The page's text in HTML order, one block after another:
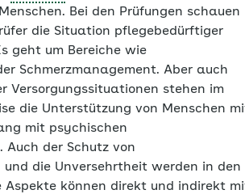
Bei den Prüfungen schauen
die Situation pflegebedürftiger
geht um Bereiche wie
Schmerzmanagement. Aber auch
Versorgungssituationen stehen im
die Unterstützung von Menschen
mit psychischen
Auch der Schutz von
und die Unversehrtheit werden in den
Aspekte können direkt und indirekt